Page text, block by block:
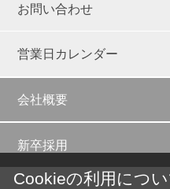
お問い合わせ
営業日カレンダー
会社概要
新卒採用
Cookieの利用につい